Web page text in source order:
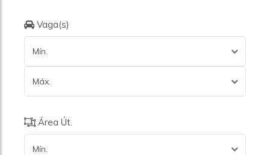
Vaga(s)
Mín.
Máx.
Área Út.
Mín.